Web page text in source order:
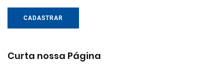
CADASTRAR
Curta nossa Página